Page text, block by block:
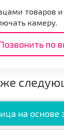
товаров
камеру.
по
на основе